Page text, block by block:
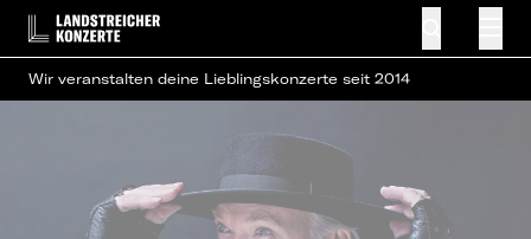
Wir veranstalten deine Lieblingskonzerte seit 2014